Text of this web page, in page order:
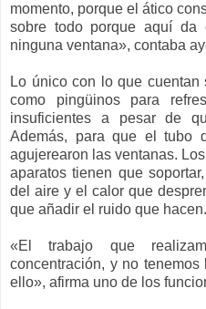
momento, porque el ático
sobre todo porque aquí
ninguna ventana», contaba
Lo único con lo que
como pingüinos para
insuficientes a pesar de
Además, para que el tubo
agujerearon las ventanas.
aparatos tienen que
del aire y el calor que
que añadir el ruido que hacen.
«El trabajo que
concentración, y no
ello», afirma uno de los